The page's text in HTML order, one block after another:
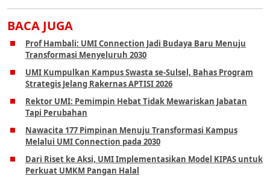
BACA JUGA
Prof Hambali: UMI Connection Jadi Budaya Baru Menuju
Transformasi Menyeluruh 2030
UMI Kumpulkan Kampus Swasta se-Sulsel, Bahas Program
Strategis Jelang Rakernas APTISI 2026
Rektor UMI: Pemimpin Hebat Tidak Mewariskan Jabatan
Tapi Perubahan
Nawacita 177 Pimpinan Menuju Transformasi Kampus
Melalui UMI Connection pada 2030
Dari Riset ke Aksi, UMI Implementasikan Model KIPAS untuk
Perkuat UMKM Pangan Halal